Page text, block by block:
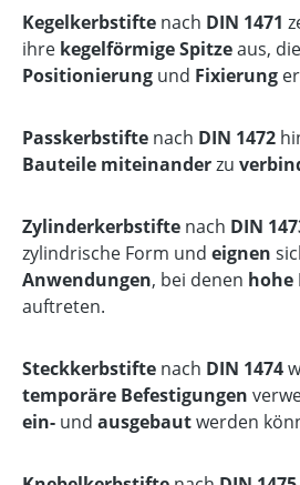
Kegelkerbstifte nach DIN 1471
ihre kegelförmige Spitzeaus,
Positionierung und Fixierung
Passkerbstifte nach DIN 1472
Bauteile miteinanderzu
Zylinderkerbstifte nach DIN
zylindrische Form und eignen
Anwendungen, bei denen hohe
auftreten.
Steckkerbstifte nach DIN 1474
temporäre Befestigungen
ein- und ausgebautwerden